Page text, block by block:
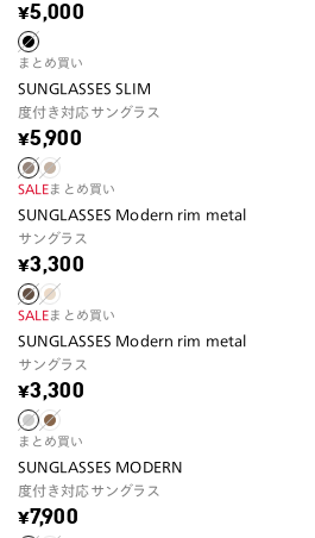
¥5,000
まとめ買い
SUNGLASSES SLIM
度付き対応サングラス
¥5,900
SALEまとめ買い
SUNGLASSES Modern rim metal
サングラス
¥3,300
SALEまとめ買い
SUNGLASSES Modern rim metal
サングラス
¥3,300
まとめ買い
SUNGLASSES MODERN
度付き対応サングラス
¥7,900